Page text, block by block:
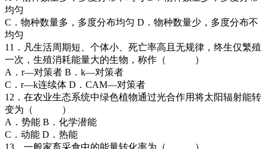
均匀
C．物种数量多，多度分布均匀 D．物种数量少，多度分布不
均匀
11．凡生活周期短、个体小、死亡率高且无规律，终生仅繁殖
一次，生殖消耗能量大的生物，称作（ ）
A．r—对策者 B．k—对策者
C．r—k连续体 D．CAM—对策者
12．在农业生态系统中绿色植物通过光合作用将太阳辐射能转
变为（ ）
A．势能 B．化学潜能
C．动能 D．热能
13．一般家畜采食中的能量转化率为（ ）